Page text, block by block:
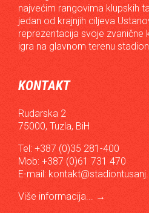
najvećim rangovima klupskih
jedan od krajnjih ciljeva
reprezentacija svoje zvanične
igra na glavnom terenu
KONTAKT
Rudarska 2
75000, Tuzla, BiH
Tel: +387 (0)35 281-400
Mob: +387 (0)61 731 470
E-mail:
Više informacija... →